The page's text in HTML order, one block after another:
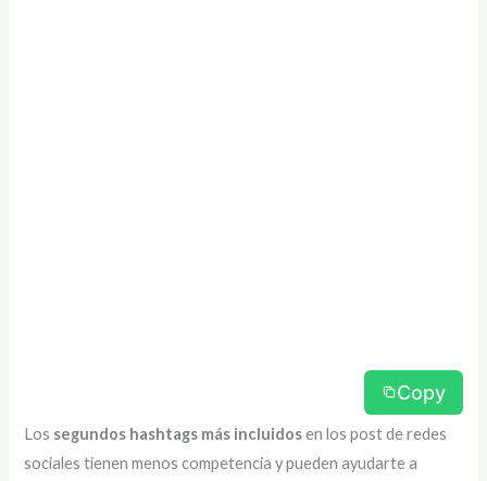
Copy
Los segundos hashtags más incluidosen los post de redes
sociales tienen menos competencia y pueden ayudarte a